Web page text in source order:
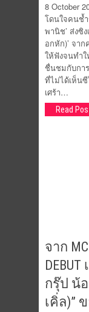
8 October
โดนใจคนช้ำ
พานิช’ ส่งซิ
อกหัก)’ จา
ให้ฟังจนทำ
ชื่นชมกับกา
ที่ไม่ได้เห็น
เศร้า…
Read
จาก
กรุ๊ป น้อ
เคิ่ล)”